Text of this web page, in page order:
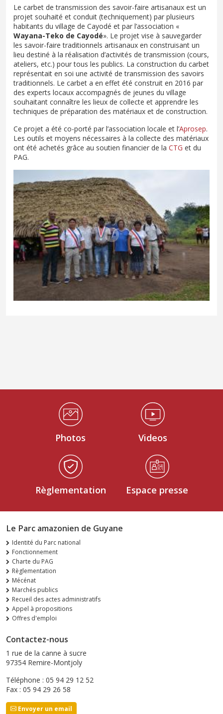
Le carbet de transmission des savoir-faire artisanaux est un
projet souhaité et conduit (techniquement) par plusieurs
habitants du village de Cayodé et par l’association «
Wayana-Teko de Cayodé». Le projet vise à sauvegarder
les savoir-faire traditionnels artisanaux en construisant un
lieu destiné à la réalisation d’activités de transmission (cours,
ateliers, etc.) pour tous les publics. La construction du carbet
représentait en soi une activité de transmission des savoirs
traditionnels. Le carbet a en effet été construit en 2016 par
des experts locaux accompagnés de jeunes du village
souhaitant connaître les lieux de collecte et apprendre les
techniques de préparation des matériaux et de construction.
Ce projet a été co-porté par l’association locale et l’Aprosep.
Les outils et moyens nécessaires à la collecte des matériaux
ont été achetés grâce au soutien financier de la CTG et du
PAG.
Médiathèque Footer
Photos Videos
Règlementation Espace presse
Le Parc amazonien de Guyane
Identité du Parc national
Fonctionnement
Charte du PAG
Règlementation
Mécénat
Marchés publics
Recueil des actes administratifs
Appel à propositions
Offres d'emploi
Contactez-nous
1 rue de la canne à sucre
97354 Remire-Montjoly
Téléphone : 05 94 29 12 52
Fax : 05 94 29 26 58
Envoyer un email